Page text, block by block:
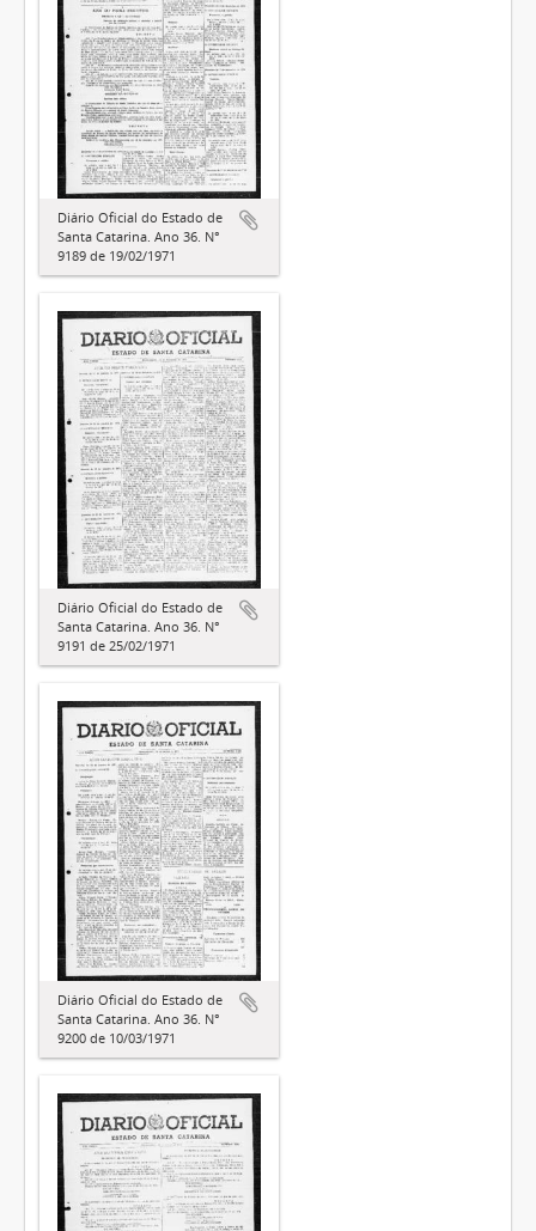
Diário Oficial do Estado de
Santa Catarina. Ano 36. N°
9189 de 19/02/1971
Diário Oficial do Estado de
Santa Catarina. Ano 36. N°
9191 de 25/02/1971
Diário Oficial do Estado de
Santa Catarina. Ano 36. N°
9200 de 10/03/1971